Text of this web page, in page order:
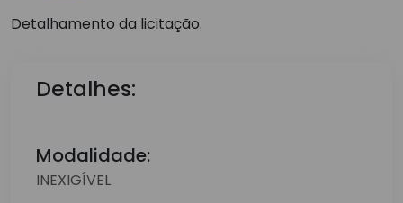
Detalhamento da licitação.
Detalhes:
Modalidade:
INEXIGÍVEL